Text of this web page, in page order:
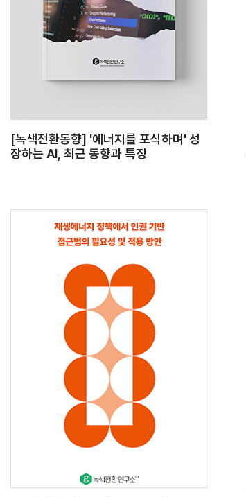
[녹색전환동향] '에너지를 포식하며' 성
장하는 AI, 최근 동향과 특징